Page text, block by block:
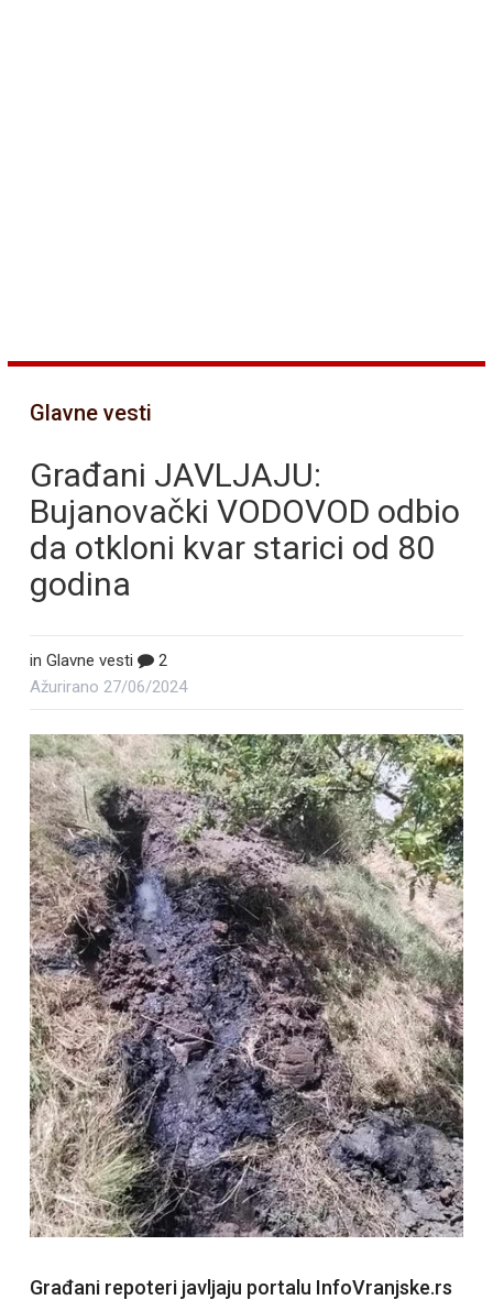
Glavne vesti
Građani JAVLJAJU:
Bujanovački VODOVOD odbio
da otkloni kvar starici od 80
godina
in Glavne vesti
2
Ažurirano 27/06/2024
Građani repoteri javljaju portalu InfoVranjske.rs